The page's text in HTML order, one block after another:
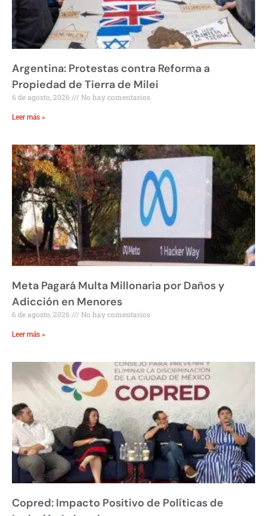
Argentina: Protestas contra Reforma a
Propiedad de Tierra de Milei
6 de agosto, 2026 No hay comentarios
Leer más »
Meta Pagará Multa Millonaria por Daños y
Adicción en Menores
6 de agosto, 2026 No hay comentarios
Leer más »
Copred: Impacto Positivo de Políticas de